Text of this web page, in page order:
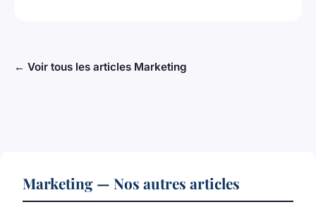
← Voir tous les articles Marketing
Marketing — Nos autres articles